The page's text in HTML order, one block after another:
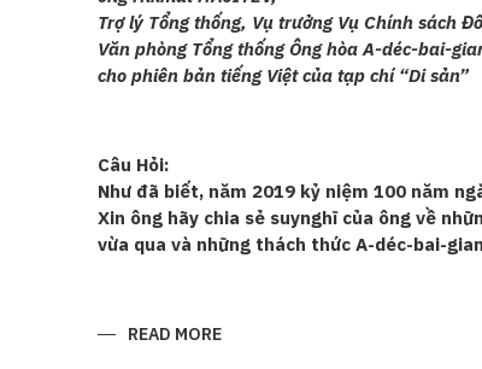
Trợ lý Tổng thống, Vụ trưởng Vụ Chính sách
Văn phòng Tổng thống Ông hòa A-déc-bai-
cho phiên bản tiếng Việt của tạp chí “Di sản”
Câu Hỏi:
Như đã biết, năm 2019 kỷ niệm 100 năm
Xin ông hãy chia sẻ suynghĩ của ông về
vừa qua và những thách thức A-déc-bai-
READ MORE